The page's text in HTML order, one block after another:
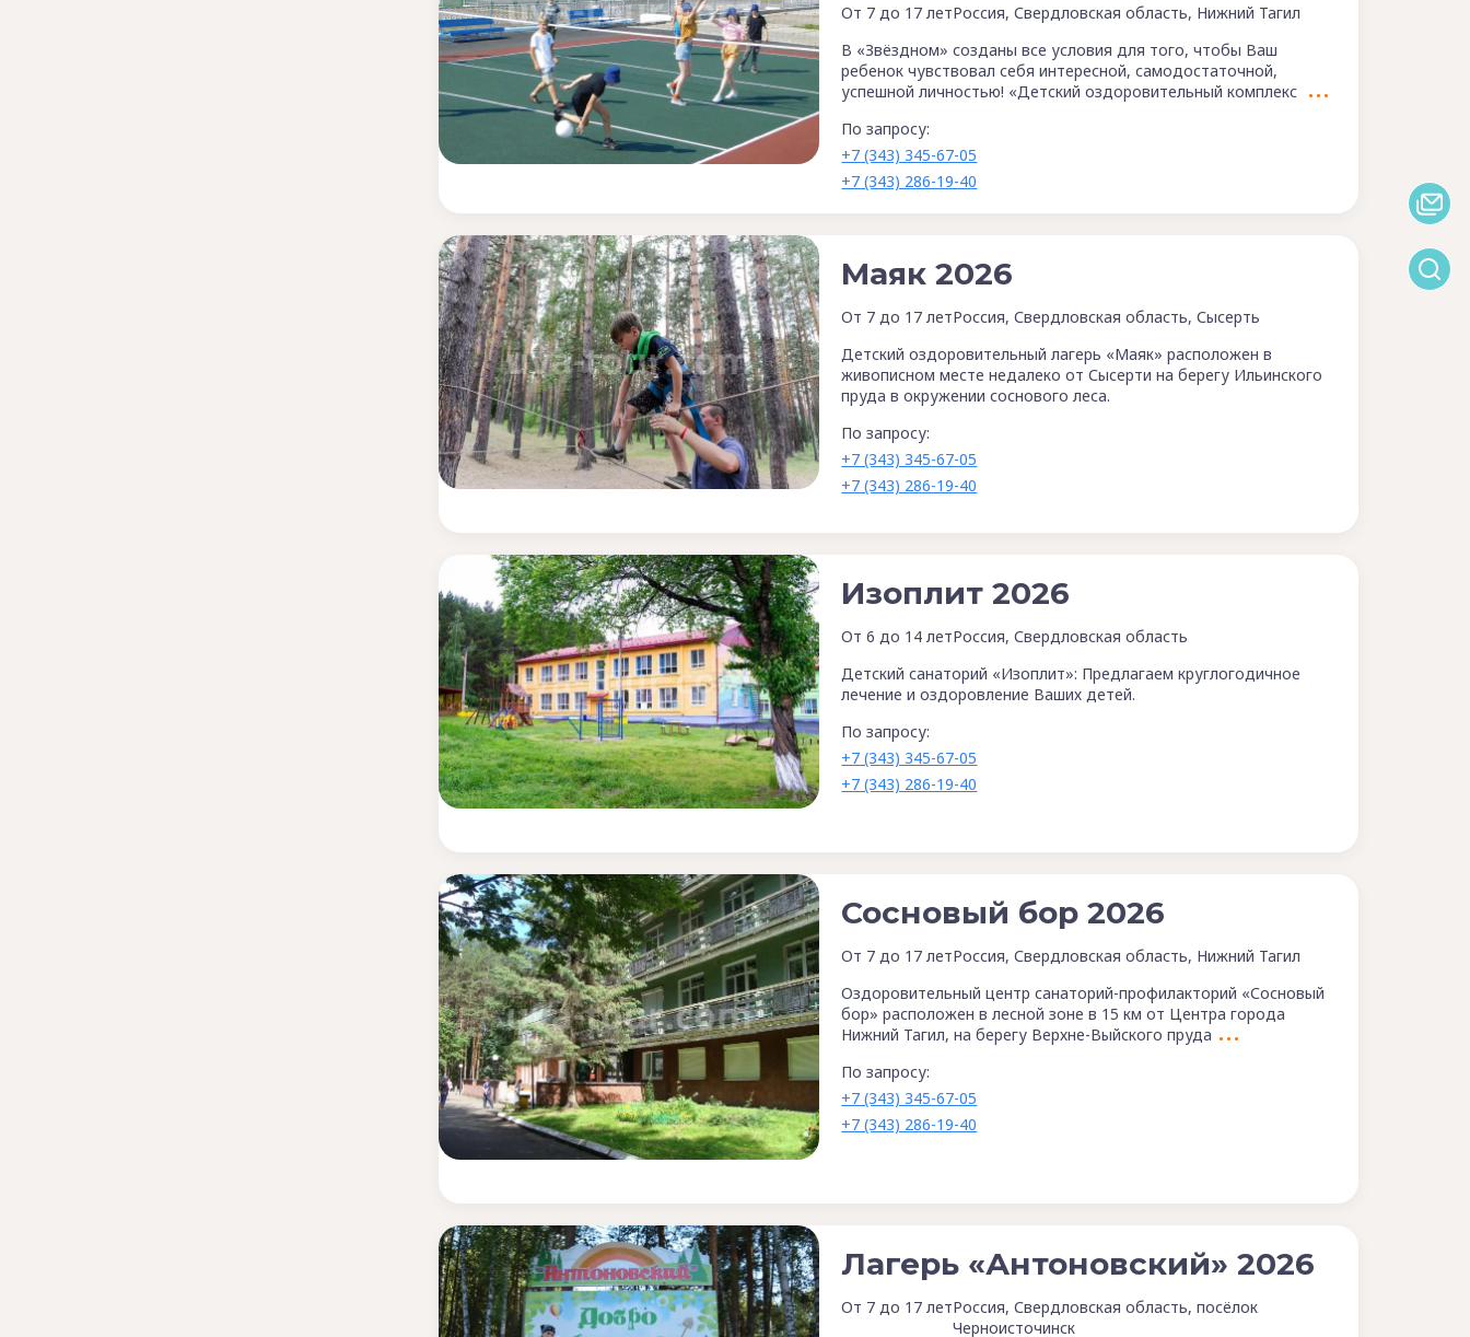
От 7 до 17 летРоссия, Свердловская область, Нижний Тагил
В «Звёздном» созданы все условия для того, чтобы Ваш
ребенок чувствовал себя интересной, самодостаточной,
успешной личностью! «Детский оздоровительный комплекс
По запросу:
+7 (343) 345-67-05
+7 (343) 286-19-40
Маяк 2026
От 7 до 17 летРоссия, Свердловская область, Сысерть
Детский оздоровительный лагерь «Маяк» расположен в
живописном месте недалеко от Сысерти на берегу Ильинского
пруда в окружении соснового леса.
По запросу:
+7 (343) 345-67-05
+7 (343) 286-19-40
Изоплит 2026
От 6 до 14 летРоссия, Свердловская область
Детский санаторий «Изоплит»: Предлагаем круглогодичное
лечение и оздоровление Ваших детей.
По запросу:
+7 (343) 345-67-05
+7 (343) 286-19-40
Сосновый бор 2026
От 7 до 17 летРоссия, Свердловская область, Нижний Тагил
Оздоровительный центр санаторий-профилакторий «Сосновый
бор» расположен в лесной зоне в 15 км от Центра города
Нижний Тагил, на берегу Верхне-Выйского пруда
По запросу:
+7 (343) 345-67-05
+7 (343) 286-19-40
Лагерь «Антоновский» 2026
От 7 до 17 летРоссия, Свердловская область, посёлок
Черноисточинск